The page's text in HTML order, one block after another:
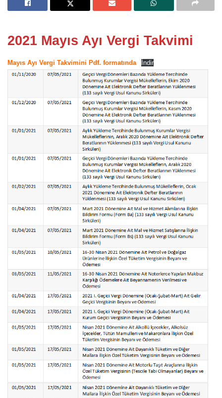
2021 Mayıs Ayı Vergi Takvimi
Mayıs Ayı Vergi Takvimini Pdf. formatında İndir